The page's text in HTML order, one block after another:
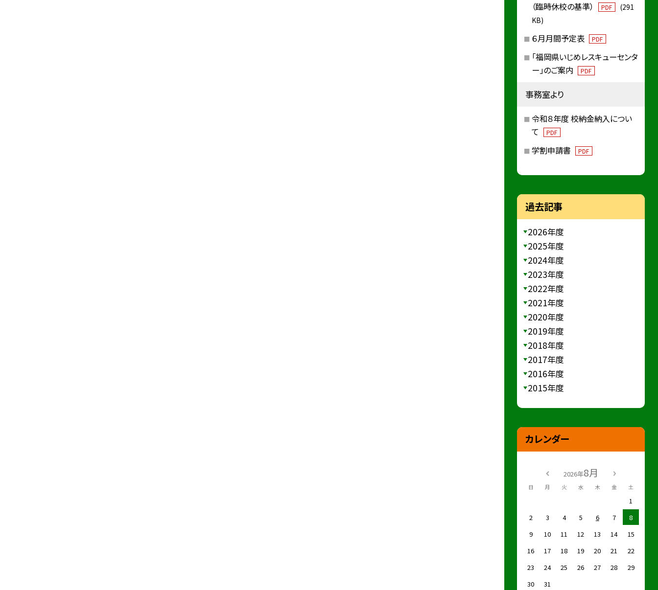
（臨時休校の基準）
PDF
(291
KB)
６月月間予定表 PDF
「福岡県いじめレスキューセンタ
ー」のご案内
PDF
事務室より
令和８年度 校納金納入につい
て
PDF
学割申請書 PDF
過去記事
2026年度
2025年度
2024年度
2023年度
2022年度
2021年度
2020年度
2019年度
2018年度
2017年度
2016年度
2015年度
カレンダー
2026年8月
日 月 火 水 木 金 土
1
2
3 4 5 6 7
8
9
10 11 12 13 14
15
16
17 18 19 20 21
22
23
24 25 26 27 28
29
30
31